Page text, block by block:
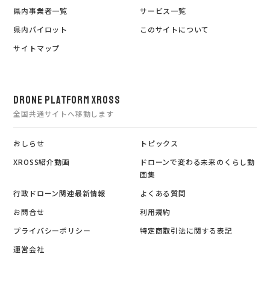
県内事業者一覧
サービス一覧
県内パイロット
このサイトについて
サイトマップ
DRONE PLATFORM XROSS
全国共通サイトへ移動します
おしらせ
トピックス
XROSS紹介動画
ドローンで変わる未来のくらし動
画集
行政ドローン関連最新情報
よくある質問
お問合せ
利用規約
プライバシーポリシー
特定商取引法に関する表記
運営会社